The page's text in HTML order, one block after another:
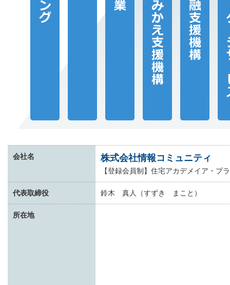
会社名 株式会社情報コミュニティ
【登録会員制】住宅アカデメイア・プ
代表取締役 鈴木 真人（すずき まこと）
所在地